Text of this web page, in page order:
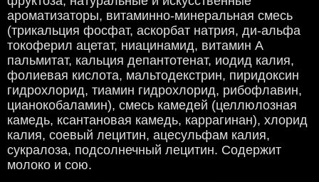
ароматизаторы, витаминно-минеральная смесь
(трикальция фосфат, аскорбат натрия, ди-альфа
токоферил ацетат, ниацинамид, витамин А
пальмитат, кальция депантотенат, иодид калия,
фолиевая кислота, мальтодекстрин, пиридоксин
гидрохлорид, тиамин гидрохлорид, рибофлавин,
цианокобаламин), смесь камедей (целлюлозная
камедь, ксантановая камедь, каррагинан), хлорид
калия, соевый лецитин, ацесульфам калия,
сукралоза, подсолнечный лецитин. Содержит
молоко и сою.